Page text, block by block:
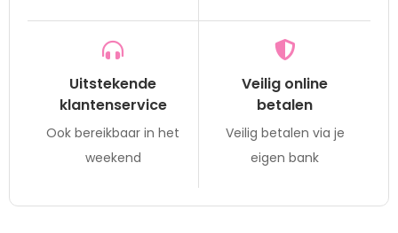
Uitstekende
klantenservice
Ook bereikbaar in het
weekend
Veilig online
betalen
Veilig betalen via je
eigen bank